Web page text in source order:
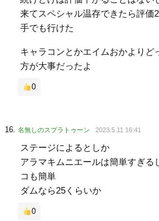
来てスペシャル温存できたら評価
手でも行けた
キャラコンとかエイムおかよりど
方が大事だったよ
0
名無しのスプラトゥーン 2023.5.11 16:41
ステージによるとしか
アラマキムニエールは簡単すぎる
コも簡単
ダムなら25くらいか
0